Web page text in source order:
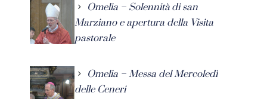
Omelia – Solennità di san
Marziano e apertura della Visita
pastorale
Omelia – Messa del Mercoledì
delle Ceneri